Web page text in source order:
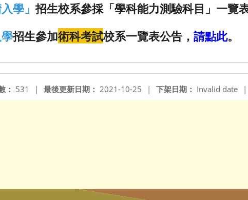
入學」招生校系參採「學科能力測驗科目」一覽
招生參加術科考試校系一覽表公告， 請點此。
下架日期： Invalid date |
最後更新日期： 2021-10-25 |
： 531 |